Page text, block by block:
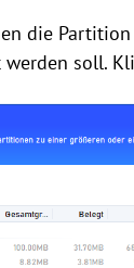
die
soll.